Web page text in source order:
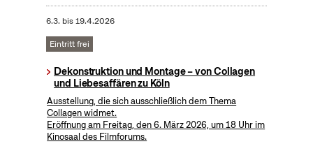
6.3. bis19.4.2026
Eintritt frei
Dekonstruktion und Montage – von Collagen
und Liebesaffären zu Köln
Ausstellung, die sich ausschließlich dem Thema
Collagen widmet.
Eröffnung am Freitag, den 6. März 2026, um 18 Uhr im
Kinosaal des Filmforums.